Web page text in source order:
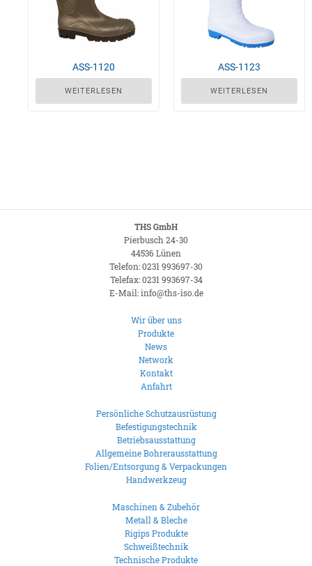
ASS-1120
WEITERLESEN
ASS-1123
WEITERLESEN
THS GmbH
Pierbusch 24-30
44536 Lünen
Telefon: 0231 993697-30
Telefax: 0231 993697-34
E-Mail: info@ths-iso.de
Wir über uns
Produkte
News
Network
Kontakt
Anfahrt
Persönliche Schutzausrüstung
Befestigungstechnik
Betriebsausstattung
Allgemeine Bohrerausstattung
Folien/Entsorgung & Verpackungen
Handwerkzeug
Maschinen & Zubehör
Metall & Bleche
Rigips Produkte
Schweißtechnik
Technische Produkte